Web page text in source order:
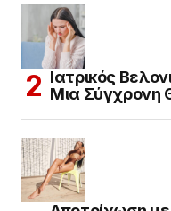
Ιατρικός
Μια Σύγχρονη